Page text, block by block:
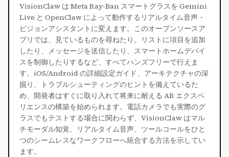
VisionClaw は Meta Ray‑Ban スマートグラスを Gemini
Live と OpenClaw によって動作するリアルタイム音声・
ビジョンアシスタントに変えます。このオープンソースア
プリでは、見ているものを尋ねたり、リストに項目を追加
したり、メッセージを送信したり、スマートホームデバイ
スを制御したりするなど、すべてハンズフリーで行えま
す。iOS/Android の詳細設定ガイド、アーキテクチャの深
掘り、トラブルシューティングのヒントを備えているた
め、開発者はすぐに取り入れて将来に耐える AR エクスペ
リエンスの構築を始められます。電話カメラでも実際のグ
ラスでもテストする場合に関わらず、VisionClaw はマル
チモーダル知覚、リアルタイム音声、ツールコールをひと
つのシームレスなワークフローへ統合する方法を示してい
ます。